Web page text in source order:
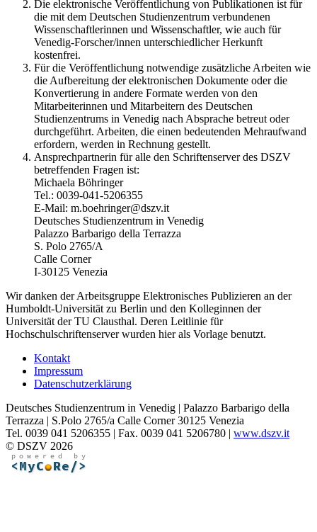
Die elektronische Veröffentlichung von Publikationen ist für
die mit dem Deutschen Studienzentrum verbundenen
Wissenschaftlerinnen und Wissenschaftler, wie auch für
Venedig-Forscher/innen unterschiedlicher Herkunft
kostenfrei.
Für die Veröffentlichung notwendige zusätzliche Arbeiten wie
die Aufbereitung der elektronischen Dokumente oder die
Konvertierung in andere Formate werden von den
Mitarbeiterinnen und Mitarbeitern des Deutschen
Studienzentrums in Venedig nach Absprache betreut oder
durchgeführt. Arbeiten, die einen bedeutenden Mehraufwand
erfordern, werden in Rechnung gestellt.
Ansprechpartnerin für alle den Schriftenserver des DSZV
betreffenden Fragen ist:
Michaela Böhringer
Tel.: 0039-041-5206355
E-Mail: m.boehringer@dszv.it
Deutsches Studienzentrum in Venedig
Palazzo Barbarigo della Terrazza
S. Polo 2765/A
Calle Corner
I-30125 Venezia
Wir danken der Arbeitsgruppe Elektronisches Publizieren an der
Humboldt-Universität zu Berlin und den Kolleginnen der
Universität der TU Clausthal. Deren Leitlinie für
Hochschulschriftenserver wurden hier als Vorlage benutzt.
Kontakt
Impressum
Datenschutzerklärung
Deutsches Studienzentrum in Venedig | Palazzo Barbarigo della
Terrazza | S.Polo 2765/a Calle Corner 30125 Venezia
Tel. 0039 041 5206355 | Fax. 0039 041 5206780 | www.dszv.it
© DSZV 2026